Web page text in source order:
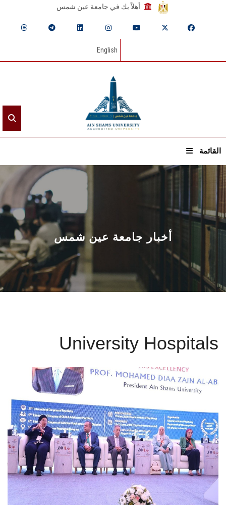
أهلاً بك في جامعة عين شمس
English
القائمة
الرئيسيـة
عن الجامعة
القطاعـات
الشئون الأكاديمية
البحث العلمي
المراكز والوحدات
الأنظمة الذكية
الإعلام
تواصل معنا
الطلاب
هيئة التدريس
أخبار جامعة عين شمس
University Hospitals